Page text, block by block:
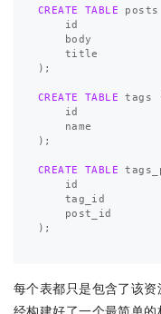
CREATE TABLE posts
id
body
title
);
CREATE TABLE tags
id
name
);
CREATE TABLE
id
tag_id
post_id
);
每个表都只是包含了该
经构建好了一个最简单